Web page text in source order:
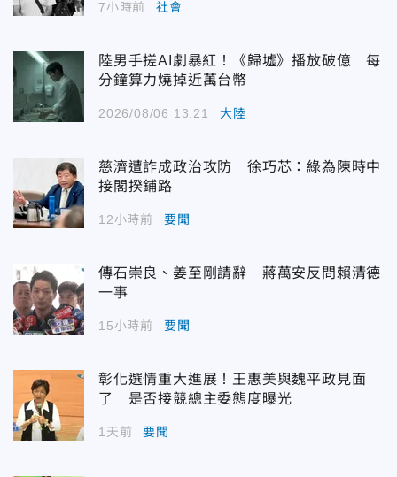
7小時前 社會
陸男手搓AI劇暴紅！《歸墟》播放破億 每
分鐘算力燒掉近萬台幣
2026/08/06 13:21 大陸
慈濟遭詐成政治攻防 徐巧芯：綠為陳時中
接閣揆鋪路
12小時前 要聞
傳石崇良、姜至剛請辭 蔣萬安反問賴清德
一事
15小時前 要聞
彰化選情重大進展！王惠美與魏平政見面
了 是否接競總主委態度曝光
1天前 要聞